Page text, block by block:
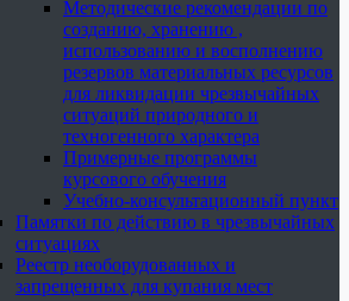
Методические рекомендации по
созданию, хранению ,
использованию и восполнению
резервов материальных ресурсов
для ликвидации чрезвычайных
ситуаций природного и
техногенного характера
Примерные программы
курсового обучения
Учебно-консультационный пункт
Памятки по действию в чрезвычайных
ситуациях
Реестр необорудованных и
запрещенных для купания мест